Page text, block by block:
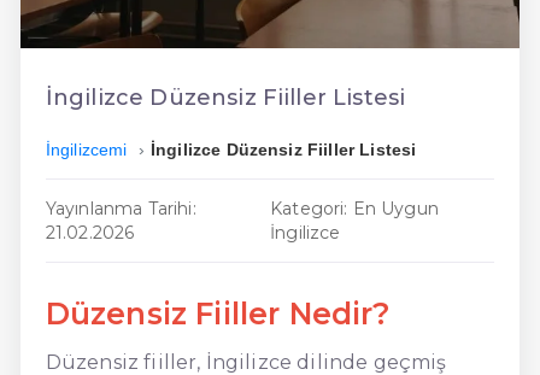
En Ucuz İngilizce
En Uygun İngilizce
Hızlı İngilizce
İngilizce Düzensiz Fiiller Listesi
İngilizcemi İngilizce Düzensiz Fiiller Listesi
Yayınlanma Tarihi:
21.02.2026
Kategori: En Uygun
İngilizce
Düzensiz Fiiller Nedir?
Düzensiz fiiller, İngilizce dilinde geçmiş